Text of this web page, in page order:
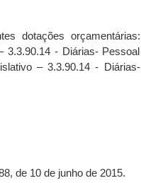
dotações orçamentárias:
3.3.90.14 - Diárias- Pessoal
– 3.3.90.14 - Diárias-
de 10 de junho de 2015.